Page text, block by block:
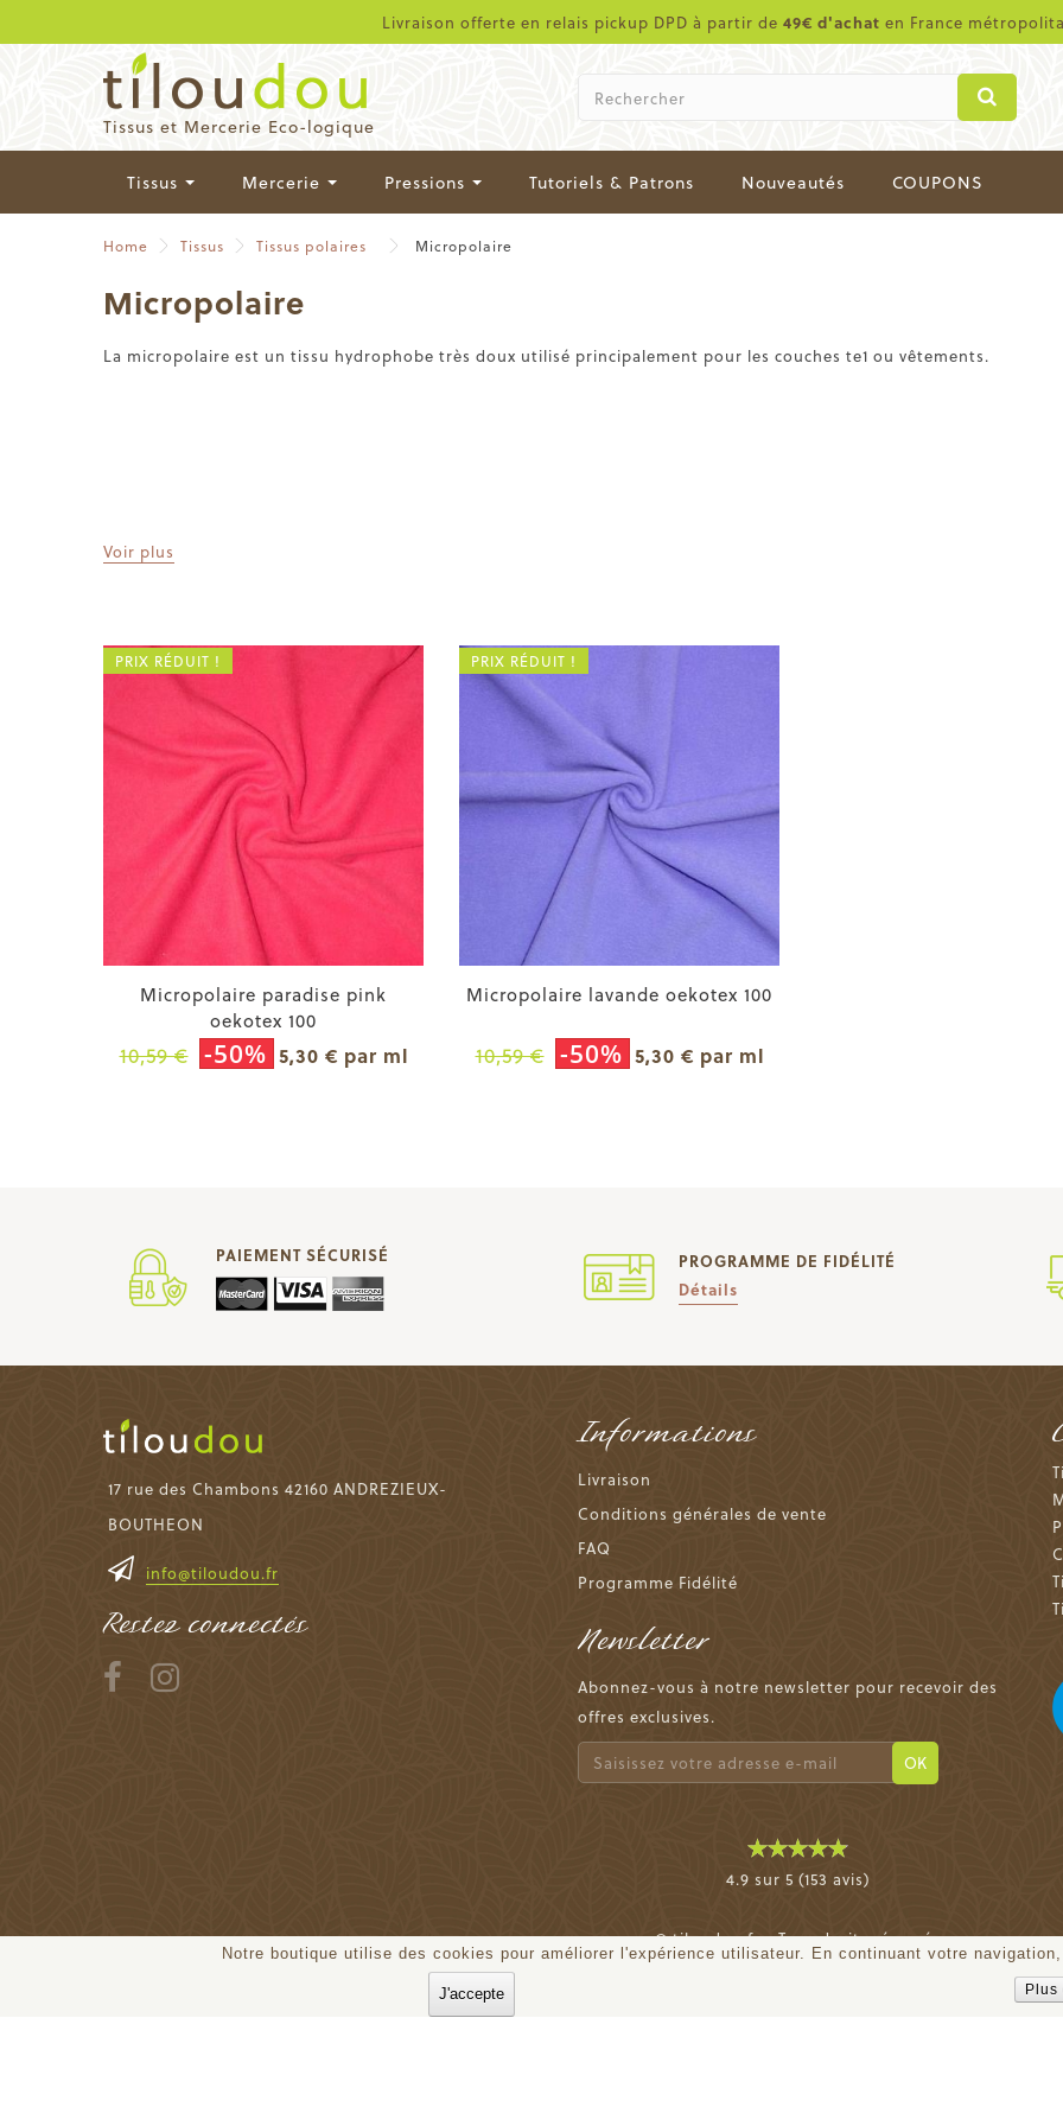
Livraison offerte en relais pickup DPD à partir de 49€ d'achat en France
Tissus et Mercerie Eco-logique
Tissus Mercerie Pressions Tutoriels & Patrons Nouveautés COUPONS
Notre boutique utilise des cookies pour améliorer l'expérience utilisateur. En continuant votre
Plus
Home Tissus Tissus polaires Micropolaire
Micropolaire
La micropolaire est un tissu hydrophobe très doux utilisé principalement pour les couches te1 ou vêtements.
Voir plus
Micropolaire paradise pink
oekotex 100
10,59 € -50% 5,30 € par ml
PRIX RÉDUIT !
Micropolaire lavande oekotex 100
10,59 € -50% 5,30 € par ml
PRIX RÉDUIT !
PAIEMENT SÉCURISÉ
PROGRAMME DE FIDÉLITÉ
Détails
17 rue des Chambons 42160 ANDREZIEUX-
BOUTHEON
info@tiloudou.fr
Restez connectés
Informations
Livraison
Conditions générales de vente
FAQ
Programme Fidélité
Newsletter
Abonnez-vous à notre newsletter pour recevoir des
offres exclusives.
OK
4.9 sur 5 (153 avis)
© tiloudou.fr - Tous droits réservés